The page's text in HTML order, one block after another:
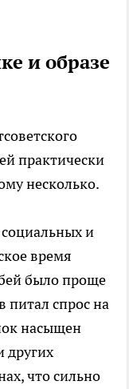
и образе
практически
несколько.
и
время
было проще
питал спрос на
насыщен
других
что сильно